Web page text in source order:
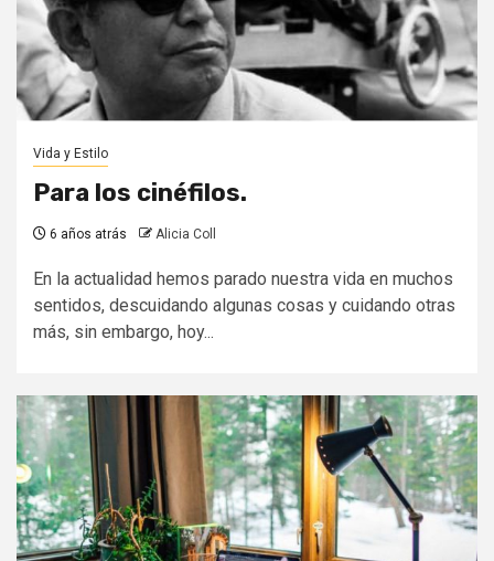
Vida y Estilo
Para los cinéfilos.
6 años atrás Alicia Coll
En la actualidad hemos parado nuestra vida en muchos
sentidos, descuidando algunas cosas y cuidando otras
más, sin embargo, hoy...